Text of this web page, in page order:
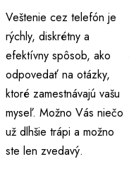
Veštenie cez telefón je
rýchly, diskrétny a
efektívny spôsob, ako
odpovedať na otázky,
ktoré zamestnávajú vašu
myseľ. Možno Vás niečo
už dlhšie trápi a možno
ste len zvedavý.